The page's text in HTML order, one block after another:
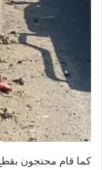
كما قام محتجون